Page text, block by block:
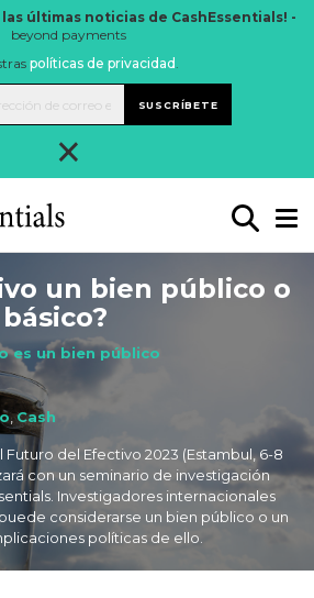
últimas noticias de CashEssentials! -
beyond payments
políticas de privacidad .
SUSCRÍBETE
×
un bien público o
es un bien público
,Cash
del Efectivo 2023 (Estambul, 6-8
con un seminario de investigación
Investigadores internacionales
considerarse un bien público o un
políticas de ello.